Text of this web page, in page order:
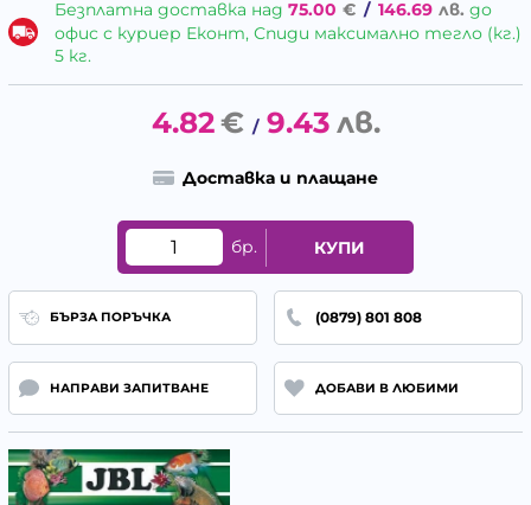
Безплатна доставка над 75.00 € / 146.69 лв. до
офис с куриер Еконт, Спиди максимално тегло (кг.)
5 кг.
4.82€ / 9.43 лв.
Доставка и плащане
бр. КУПИ
БЪРЗА ПОРЪЧКА (0879) 801 808
НАПРАВИ ЗАПИТВАНЕ ДОБАВИ В ЛЮБИМИ